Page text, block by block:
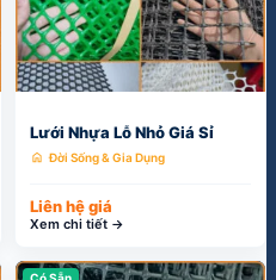
Lưới Nhựa Lỗ Nhỏ Giá Sỉ
home Đời Sống & Gia Dụng
Xem chi tiết →